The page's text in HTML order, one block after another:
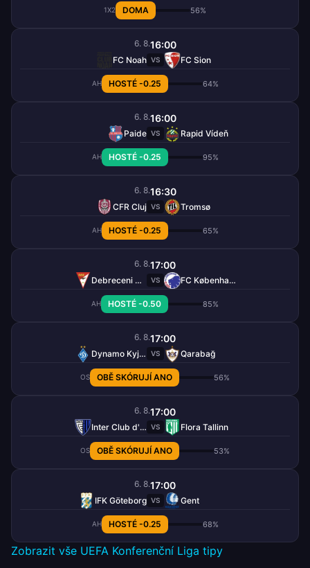
1X2 DOMA 56%
6. 8.16:00
FC Noah VS FC Sion
AH HOSTÉ -0.25 64%
6. 8.16:00
Paide VS Rapid Vídeň
AH HOSTÉ -0.25 95%
6. 8.16:30
CFR Cluj VS Tromsø
AH HOSTÉ -0.25 65%
6. 8.17:00
Debreceni VSC VS FC København
AH HOSTÉ -0.50 85%
6. 8.17:00
Dynamo Kyjev VS Qarabağ
OS OBĚ SKÓRUJÍ ANO 56%
6. 8.17:00
Inter Club d'Escaldes VS Flora Tallinn
OS OBĚ SKÓRUJÍ ANO 53%
6. 8.17:00
IFK Göteborg VS Gent
AH HOSTÉ -0.25 68%
Zobrazit vše UEFA Konferenční Liga tipy